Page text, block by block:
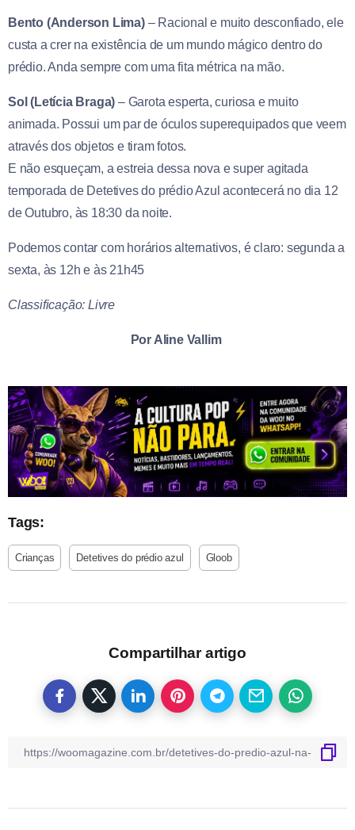
Bento (Anderson Lima)– Racional e muito desconfiado, ele
custa a crer na existência de um mundo mágico dentro do
prédio. Anda sempre com uma fita métrica na mão.
Sol (Letícia Braga) – Garota esperta, curiosa e muito
animada. Possui um par de óculos superequipados que veem
através dos objetos e tiram fotos.
E não esqueçam, a estreia dessa nova e super agitada
temporada de Detetives do prédio Azul acontecerá no dia 12
de Outubro, às 18:30 da noite.
Podemos contar com horários alternativos, é claro: segunda a
sexta, às 12h e às 21h45
Classificação: Livre
Por Aline Vallim
Tags:
Crianças Detetives do prédio azul Gloob
Compartilhar artigo